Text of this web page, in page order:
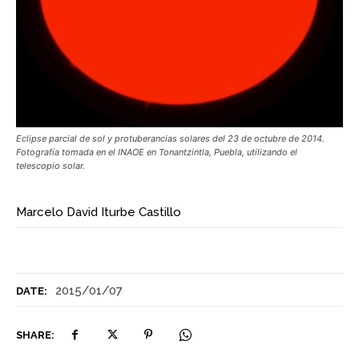
DATE: 2015/01/07
SHARE:
Eclipse parcial de sol y protuberancias solares del 23 de octubre de 2014.
Fotografía tomada en el INAOE en Tonantzintla, Puebla, utilizando el
telescopio solar.
Marcelo David Iturbe Castillo